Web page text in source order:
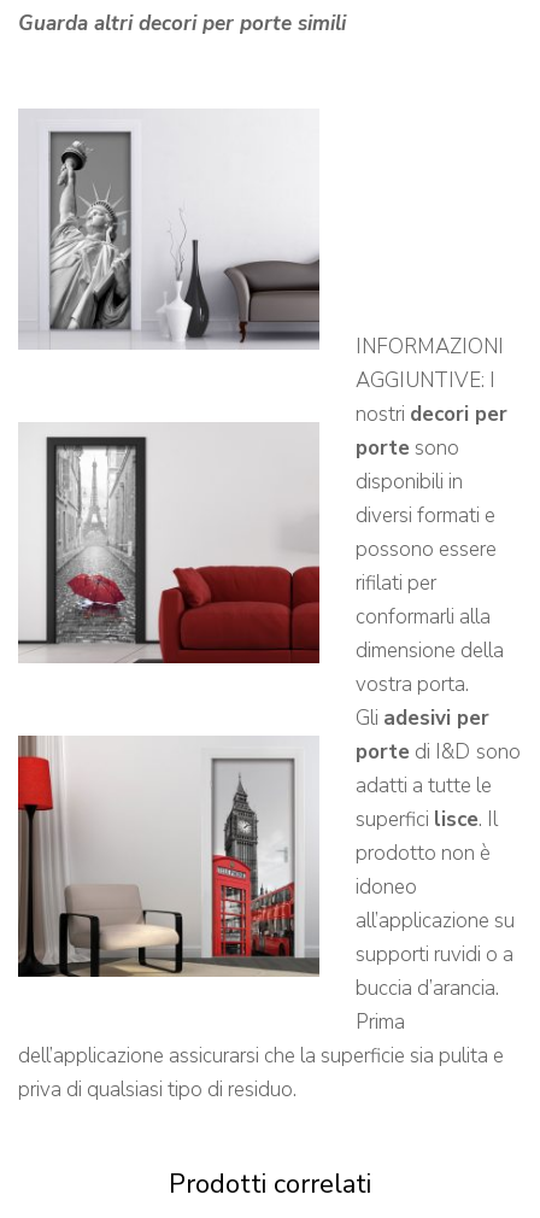
Guarda altri decori per porte simili
INFORMAZIONI
AGGIUNTIVE: I
nostri decori per
porte sono
disponibili in
diversi formati e
possono essere
rifilati per
conformarli alla
dimensione della
vostra porta.
Gli adesivi per
porte di I&D sono
adatti a tutte le
superfici lisce. Il
prodotto non è
idoneo
all’applicazione su
supporti ruvidi o a
buccia d’arancia.
Prima
dell’applicazione assicurarsi che la superficie sia pulita e
priva di qualsiasi tipo di residuo.
Prodotti correlati